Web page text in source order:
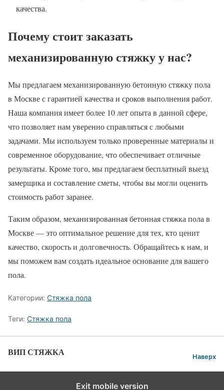
качества.
Почему стоит заказать
механизированную стяжку у нас?
Мы предлагаем механизированную бетонную стяжку пола
в Москве с гарантией качества и сроков выполнения работ.
Наша компания имеет более 10 лет опыта в данной сфере,
что позволяет нам уверенно справляться с любыми
задачами. Мы используем только проверенные материалы и
современное оборудование, что обеспечивает отличные
результаты. Кроме того, мы предлагаем бесплатный выезд
замерщика и составление сметы, чтобы вы могли оценить
стоимость работ заранее.
Таким образом, механизированная бетонная стяжка пола в
Москве — это оптимальное решение для тех, кто ценит
качество, скорость и долговечность. Обращайтесь к нам, и
мы поможем вам создать идеальное основание для вашего
пола.
Категории: Стяжка пола
Теги: Стяжка пола
ВИП СТЯЖКА Наверх
Exit mobile version